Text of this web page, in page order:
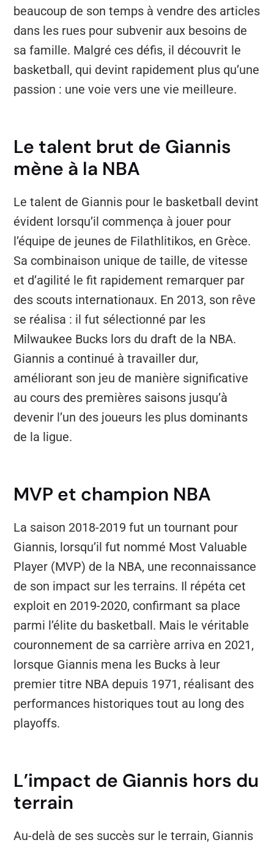
beaucoup de son temps à vendre des articles
dans les rues pour subvenir aux besoins de
sa famille. Malgré ces défis, il découvrit le
basketball, qui devint rapidement plus qu’une
passion : une voie vers une vie meilleure.
Le talent brut de Giannis
mène à la NBA
Le talent de Giannis pour le basketball devint
évident lorsqu’il commença à jouer pour
l’équipe de jeunes de Filathlitikos, en Grèce.
Sa combinaison unique de taille, de vitesse
et d’agilité le fit rapidement remarquer par
des scouts internationaux. En 2013, son rêve
se réalisa : il fut sélectionné par les
Milwaukee Bucks lors du draft de la NBA.
Giannis a continué à travailler dur,
améliorant son jeu de manière significative
au cours des premières saisons jusqu’à
devenir l’un des joueurs les plus dominants
de la ligue.
MVP et champion NBA
La saison 2018-2019 fut un tournant pour
Giannis, lorsqu’il fut nommé Most Valuable
Player (MVP) de la NBA, une reconnaissance
de son impact sur les terrains. Il répéta cet
exploit en 2019-2020, confirmant sa place
parmi l’élite du basketball. Mais le véritable
couronnement de sa carrière arriva en 2021,
lorsque Giannis mena les Bucks à leur
premier titre NBA depuis 1971, réalisant des
performances historiques tout au long des
playoffs.
L’impact de Giannis hors du
terrain
Au-delà de ses succès sur le terrain, Giannis